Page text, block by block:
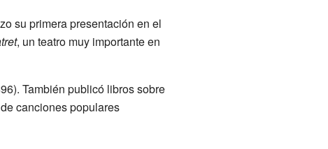
su primera presentación en el
, un teatro muy importante en
También publicó libros sobre
canciones populares